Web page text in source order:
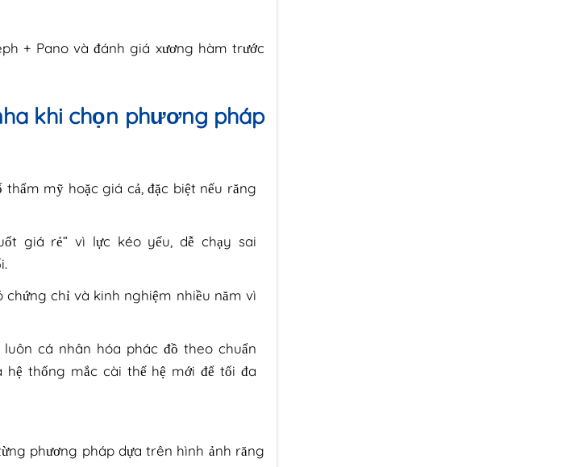
+ Pano và đánh giá xương hàm trước
khi chọn phương pháp
mỹ hoặc giá cả, đặc biệt nếu răng
giá rẻ” vì lực kéo yếu, dễ chạy sai
chứng chỉ và kinh nghiệm nhiều năm vì
cá nhân hóa phác đồ theo chuẩn
thống mắc cài thế hệ mới để tối đa
phương pháp dựa trên hình ảnh răng